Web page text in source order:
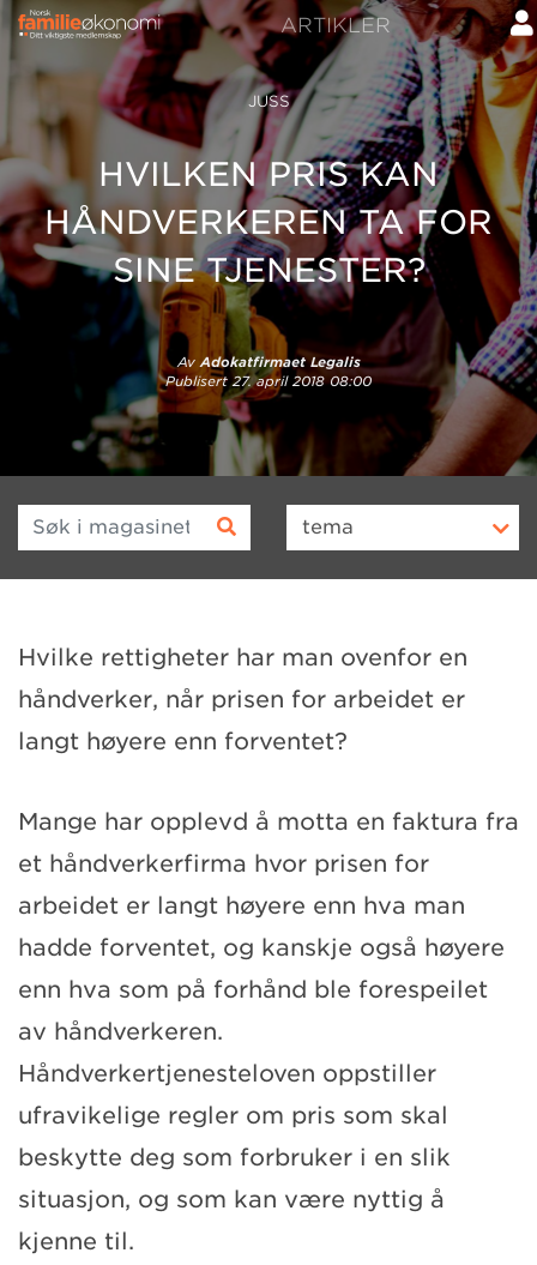
ARTIKLER
JUSS
HVILKEN PRIS KAN
HÅNDVERKEREN TA FOR
SINE TJENESTER?
Av Adokatfirmaet Legalis
Publisert27. april 2018 08:00
Søk i magasinet tema
Hvilke rettigheter har man ovenfor en
håndverker, når prisen for arbeidet er
langt høyere enn forventet?
Mange har opplevd å motta en faktura fra
et håndverkerfirma hvor prisen for
arbeidet er langt høyere enn hva man
hadde forventet, og kanskje også høyere
enn hva som på forhånd ble forespeilet
av håndverkeren.
Håndverkertjenesteloven oppstiller
ufravikelige regler om pris som skal
beskytte deg som forbruker i en slik
situasjon, og som kan være nyttig å
kjenne til.